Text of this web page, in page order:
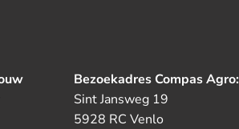
Bezoekadres Compas Agro:
Sint Jansweg 19
5928 RC Venlo